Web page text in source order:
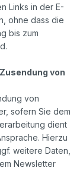
Links in der E-
ohne dass die
bis zum
von
von
sofern Sie dem
dient
Hierzu
weitere Daten,
Newsletter